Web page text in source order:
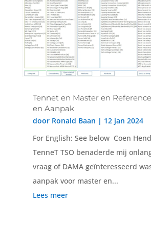
Tennet en Master en
en Aanpak
door Ronald Baan | 12 jan 2024
For English: See below Coen
TenneT TSO benaderde mij
vraag of DAMA geïnteresseerd
aanpak voor master en...
Lees meer